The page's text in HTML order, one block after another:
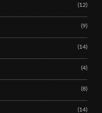
(12)
(9)
(14)
(4)
(8)
(14)